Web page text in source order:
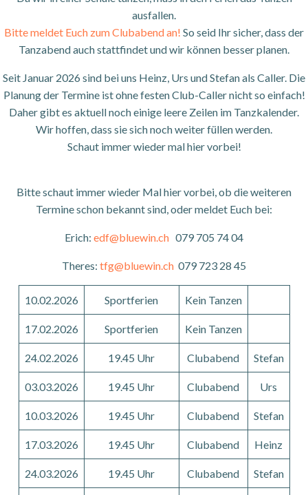
ausfallen.
Bitte meldet Euch zum Clubabend an! So seid Ihr sicher, dass der
Tanzabend auch stattfindet und wir können besser planen.
Seit Januar 2026 sind bei uns Heinz, Urs und Stefan als Caller. Die
Planung der Termine ist ohne festen Club-Caller nicht so einfach!
Daher gibt es aktuell noch einige leere Zeilen im Tanzkalender.
Wir hoffen, dass sie sich noch weiter füllen werden.
Schaut immer wieder mal hier vorbei!
Bitte schaut immer wieder Mal hier vorbei, ob die weiteren
Termine schon bekannt sind, oder meldet Euch bei:
Erich: edf@bluewin.ch 079 705 74 04
Theres: tfg@bluewin.ch 079 723 28 45
10.02.2026 Sportferien Kein Tanzen
17.02.2026 Sportferien Kein Tanzen
24.02.2026 19.45 Uhr Clubabend Stefan
03.03.2026 19.45 Uhr Clubabend Urs
10.03.2026 19.45 Uhr Clubabend Stefan
17.03.2026 19.45 Uhr Clubabend Heinz
24.03.2026 19.45 Uhr Clubabend Stefan